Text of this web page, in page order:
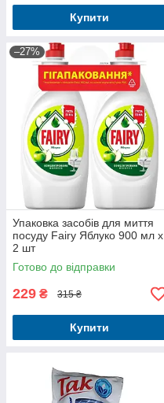
Купити
–27%
Упаковка засобів для миття
посуду Fairy Яблуко 900 мл х
2 шт
Готово до відправки
229 ₴ 315 ₴
Купити